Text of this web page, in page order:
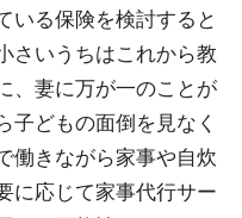
いる保険を検討すると
さいうちはこれから教
、妻に万が一のことが
子どもの面倒を見なく
働きながら家事や自炊
に応じて家事代行サー